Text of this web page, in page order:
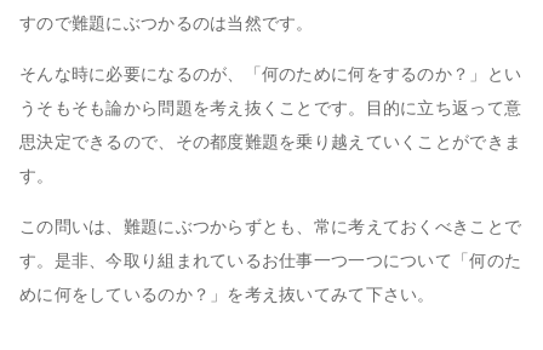
すので難題にぶつかるのは当然です。
そんな時に必要になるのが、「何のために何をするのか？」とい
うそもそも論から問題を考え抜くことです。目的に立ち返って意
思決定できるので、その都度難題を乗り越えていくことができま
す。
この問いは、難題にぶつからずとも、常に考えておくべきことで
す。是非、今取り組まれているお仕事一つ一つについて「何のた
めに何をしているのか？」を考え抜いてみて下さい。